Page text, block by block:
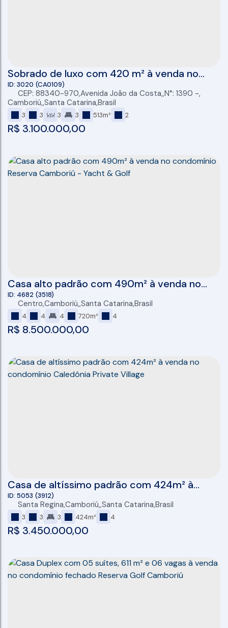
Sobrado de luxo com 420 m² à venda no
condomínio Mirante Camboriú
R$ 3.100.000,00
3020 (CA0109)
CEP: 88340-970,Avenida João da Costa ,N°: 1390
,
Camboriú ,Santa Catarina,Brasil
3 3 3 3 513m² 2
Casa alto padrão com 490m² à venda no
condomínio Reserva Camboriú - Yacht &
Golf
R$ 8.500.000,00
4682 (3518)
Centro,Camboriú ,Santa Catarina,Brasil
4 4 4 720m² 4
Casa de altíssimo padrão com 424m² à
venda no condomínio Caledônia Private
Village
R$ 3.450.000,00
5053 (3912)
Santa Regina,Camboriú ,Santa Catarina,Brasil
3 3 3 424m² 4